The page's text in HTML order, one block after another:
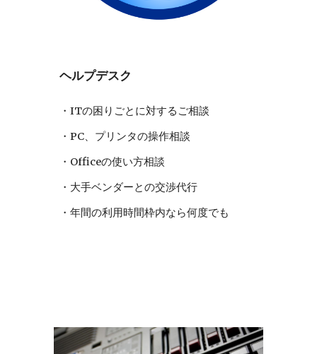
ヘルプデスク
・ITの困りごとに対するご相談
・PC、プリンタの操作相談
・Officeの使い方相談
・大手ベンダーとの交渉代行
・年間の利用時間枠内なら何度でも